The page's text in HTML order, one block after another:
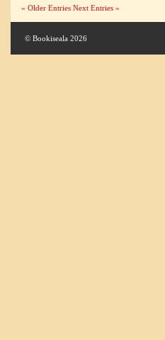
« Older Entries Next Entries »
© Bookiseala 2026